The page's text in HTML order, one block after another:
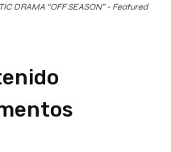
DRAMA “OFF SEASON” - Featured